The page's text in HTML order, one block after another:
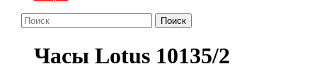
Поиск
Часы Lotus 10135/2